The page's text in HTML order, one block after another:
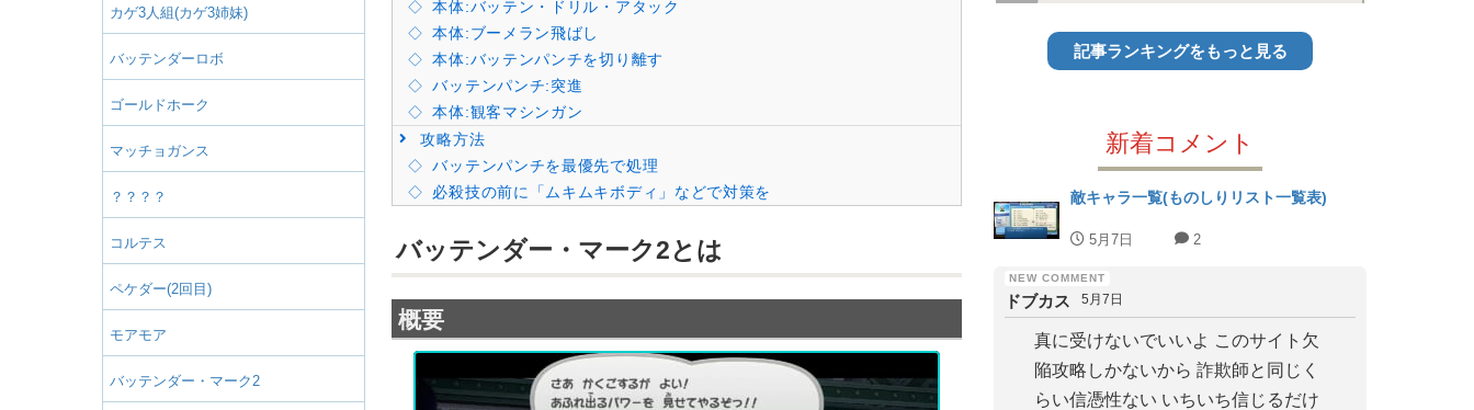
カゲ3人組(カゲ3姉妹)
バッテンダーロボ
ゴールドホーク
マッチョガンス
？？？？
コルテス
ペケダー(2回目)
モアモア
バッテンダー・マーク2
本体:バッテン・ドリル・アタック
本体:ブーメラン飛ばし
本体:バッテンパンチを切り離す
バッテンパンチ:突進
本体:観客マシンガン
攻略方法
バッテンパンチを最優先で処理
必殺技の前に「ムキムキボディ」などで対策を
バッテンダー・マーク2とは
概要
記事ランキングをもっと見る
新着コメント
敵キャラ一覧(ものしりリスト一覧表)
5月7日 2
ドブカス 5月7日
真に受けないでいいよ このサイト欠
陥攻略しかないから 詐欺師と同じく
らい信憑性ない いちいち信じるだけ